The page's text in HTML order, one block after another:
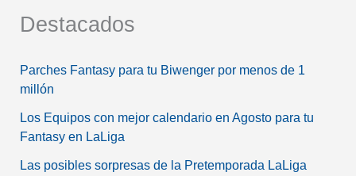
Destacados
Parches Fantasy para tu Biwenger por menos de 1
millón
Los Equipos con mejor calendario en Agosto para tu
Fantasy en LaLiga
Las posibles sorpresas de la Pretemporada LaLiga